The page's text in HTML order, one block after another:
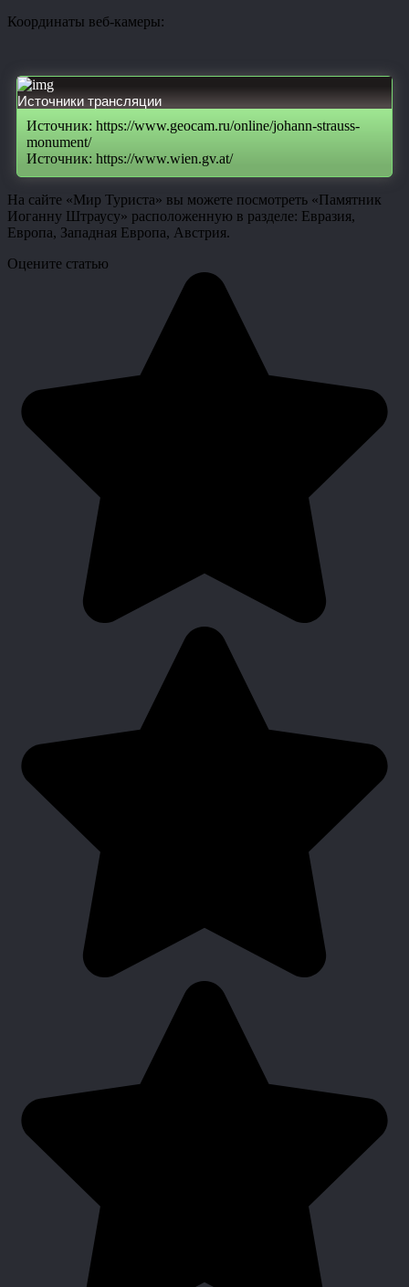
Координаты веб-камеры:
Источники трансляции
Источник: https://www.geocam.ru/online/johann-strauss-
monument/
Источник: https://www.wien.gv.at/
На сайте «Мир Туриста» вы можете посмотреть «Памятник
Иоганну Штраусу» расположенную в разделе: Евразия,
Европа, Западная Европа, Австрия.
Оцените статью